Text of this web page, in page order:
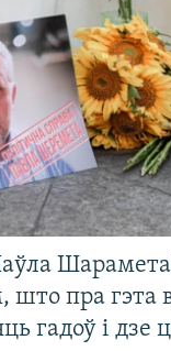
што пра гэта
гадоў і дзе